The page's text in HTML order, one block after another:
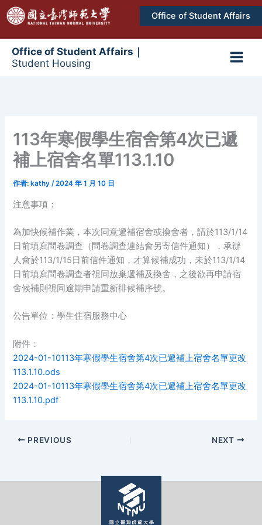
至
Office of Student Affairs
Office of Student Affairs｜
Student Housing
113年寒假學生宿舍第4次已遞
補上宿舍名單113.1.10
作者: kathy/2024 年 1 月 10 日
注意事項：
為加快候補作業，本次同意遞補宿舍或換舍者，請於113/1/14
日前填寫問卷調查（問卷調查連結會另寄信件通知），承辦
人會於113/1/15日前信件通知，才算候補成功，未於113/1/14
日前填寫問卷調查者視同放棄遞補及換舍，之後欲再申請宿
舍候補則視同逾期申請重新排候補序號。
公告單位：學生住宿服務中心
附件：
2024-01-10113年寒假學生宿舍第4次已遞補上宿舍名單更改
113.1.10.ods
2024-01-10113年寒假學生宿舍第4次已遞補上宿舍名單更改
113.1.10.pdf
PREVIOUS NEXT